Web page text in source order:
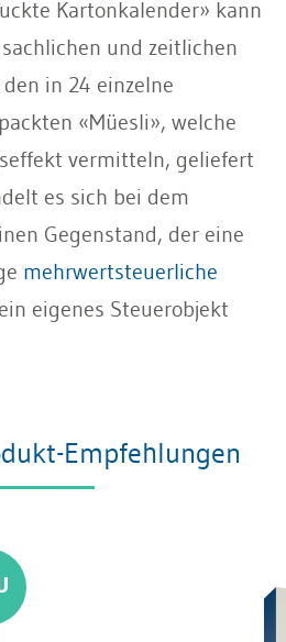
Kartonkalender» kann
und zeitlichen
in 24 einzelne
«Müesli», welche
vermitteln, geliefert
es sich bei dem
Gegenstand, der eine
mehrwertsteuerliche
eigenes Steuerobjekt
Empfehlungen